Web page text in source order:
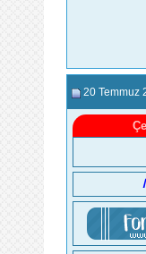
20 Temmuz